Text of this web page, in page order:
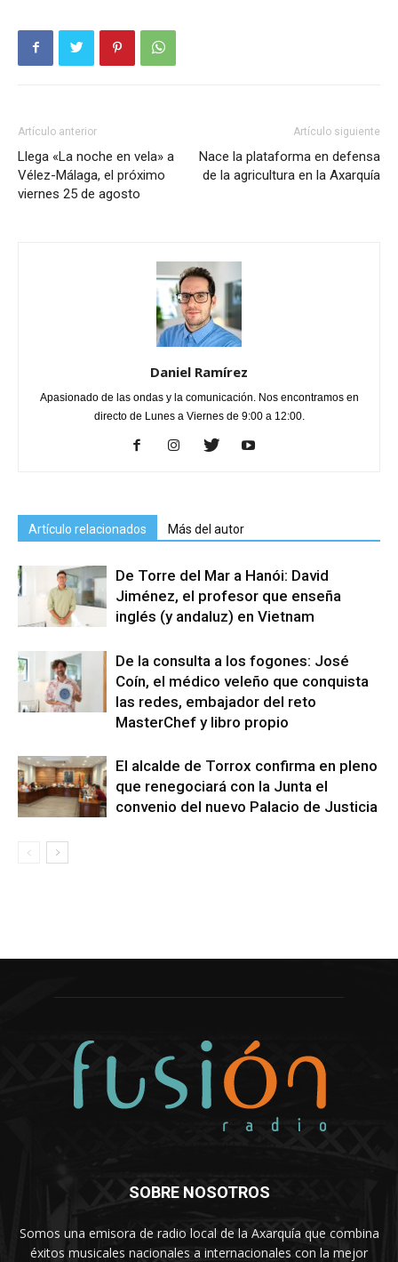
Artículo anterior
Llega «La noche en vela» a
Vélez-Málaga, el próximo
viernes 25 de agosto
Artículo siguiente
Nace la plataforma en defensa
de la agricultura en la Axarquía
Daniel Ramírez
Apasionado de las ondas y la comunicación. Nos encontramos en
directo de Lunes a Viernes de 9:00 a 12:00.
Artículo relacionados Más del autor
De Torre del Mar a Hanói: David
Jiménez, el profesor que enseña
inglés (y andaluz) en Vietnam
De la consulta a los fogones: José
Coín, el médico veleño que conquista
las redes, embajador del reto
MasterChef y libro propio
El alcalde de Torrox confirma en pleno
que renegociará con la Junta el
convenio del nuevo Palacio de Justicia
SOBRE NOSOTROS
Somos una emisora de radio local de la Axarquía que combina
éxitos musicales nacionales a internacionales con la mejor